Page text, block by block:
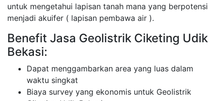
untuk mengetahui lapisan tanah mana yang berpotensi
menjadi akuifer ( lapisan pembawa air ).
Benefit Jasa Geolistrik Ciketing Udik
Bekasi:
Dapat menggambarkan area yang luas dalam
waktu singkat
Biaya survey yang ekonomis untuk Geolistrik